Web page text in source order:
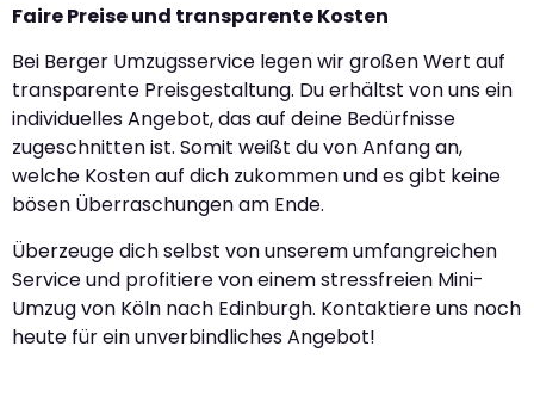
Faire Preise und transparente Kosten
Bei Berger Umzugsservice legen wir großen Wert auf
transparente Preisgestaltung. Du erhältst von uns ein
individuelles Angebot, das auf deine Bedürfnisse
zugeschnitten ist. Somit weißt du von Anfang an,
welche Kosten auf dich zukommen und es gibt keine
bösen Überraschungen am Ende.
Überzeuge dich selbst von unserem umfangreichen
Service und profitiere von einem stressfreien Mini-
Umzug von Köln nach Edinburgh. Kontaktiere uns noch
heute für ein unverbindliches Angebot!